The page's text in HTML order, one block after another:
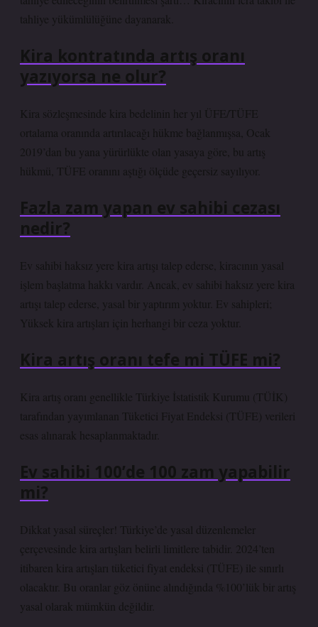
tahliye yükümlülüğüne dayanarak.
Kira kontratında artış oranı
yazıyorsa ne olur?
Kira sözleşmesinde kira bedelinin her yıl ÜFE/TÜFE
ortalama oranında artırılacağı hükme bağlanmışsa, Ocak
2019’dan bu yana yürürlükte olan yasaya göre, bu artış
hükmü, TÜFE oranını aştığı ölçüde geçersiz sayılıyor.
Fazla zam yapan ev sahibi cezası
nedir?
Ev sahibi haksız yere kira artışı talep ederse, kiracının yasal
işlem başlatma hakkı vardır. Ancak, ev sahibi haksız yere kira
artışı talep ederse, yasal bir yaptırım yoktur. Ev sahipleri;
Yüksek kira artışları için herhangi bir ceza yoktur.
Kira artış oranı tefe mi TÜFE mi?
Kira artış oranı genellikle Türkiye İstatistik Kurumu (TÜİK)
tarafından yayımlanan Tüketici Fiyat Endeksi (TÜFE) verileri
esas alınarak hesaplanmaktadır.
Ev sahibi 100’de 100 zam yapabilir
mi?
Dikkat yasal süreçler! Türkiye’de yasal düzenlemeler
çerçevesinde kira artışları belirli limitlere tabidir. 2024’ten
itibaren kira artışları tüketici fiyat endeksi (TÜFE) ile sınırlı
olacaktır. Bu oranlar göz önüne alındığında %100’lük bir artış
yasal olarak mümkün değildir.